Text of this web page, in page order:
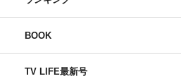
BOOK
TV LIFE最新号